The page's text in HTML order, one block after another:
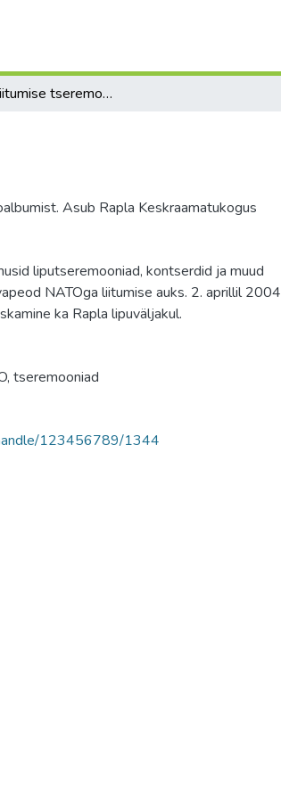
NATOga liitumise tseremoonia
Asub Rapla Keskraamatukogus
liputseremooniad, kontserdid ja muud
NATOga liitumise auks. 2. aprillil 2004
ka Rapla lipuväljakul.
, tseremooniad
123456789/1344